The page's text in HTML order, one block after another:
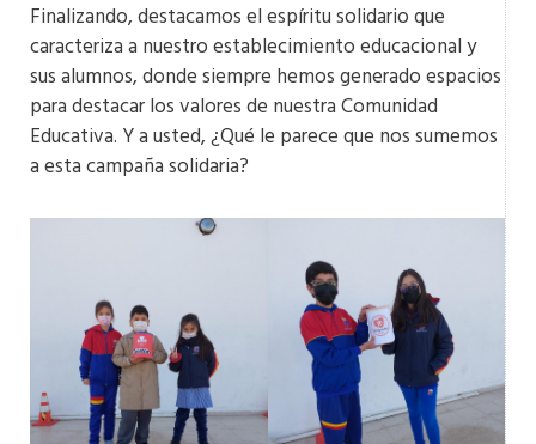
Finalizando, destacamos el espíritu solidario que
caracteriza a nuestro establecimiento educacional y
sus alumnos, donde siempre hemos generado espacios
para destacar los valores de nuestra Comunidad
Educativa. Y a usted, ¿Qué le parece que nos sumemos
a esta campaña solidaria?